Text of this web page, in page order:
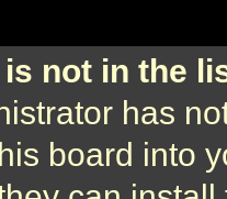
is not in the
has
board into